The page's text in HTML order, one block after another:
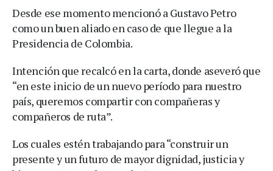
Desde ese momento mencionó a Gustavo Petro
como un buen aliado en caso de que llegue a la
Presidencia de Colombia.
Intención que recalcó en la carta, donde aseveró que
“en este inicio de un nuevo período para nuestro
país, queremos compartir con compañeras y
compañeros de ruta”.
Los cuales estén trabajando para “construir un
presente y un futuro de mayor dignidad, justicia y